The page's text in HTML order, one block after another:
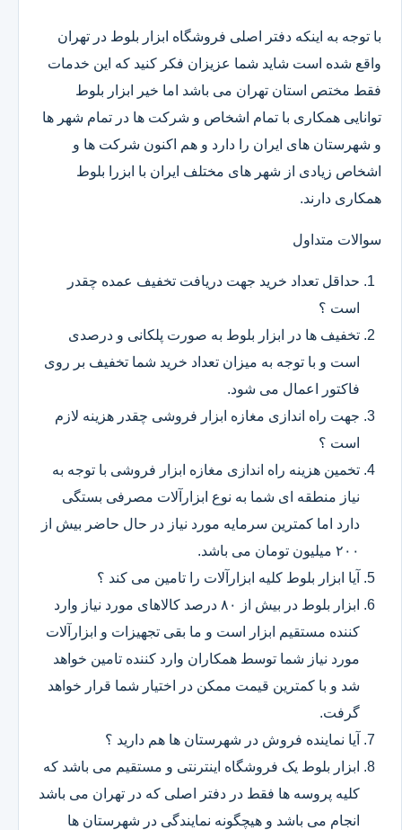
با توجه به اینکه دفتر اصلی فروشگاه ابزار بلوط در تهران
واقع شده است شاید شما عزیزان فکر کنید که این خدمات
فقط مختص استان تهران می باشد اما خیر ابزار بلوط
توانایی همکاری با تمام اشخاص و شرکت ها در تمام شهر ها
و شهرستان های ایران را دارد و هم اکنون شرکت ها و
اشخاص زیادی از شهر های مختلف ایران با ابزرا بلوط
همکاری دارند.
سوالات متداول
حداقل تعداد خرید جهت دریافت تخفیف عمده چقدر
است ؟
تخفیف ها در ابزار بلوط به صورت پلکانی و درصدی
است و با توجه به میزان تعداد خرید شما تخفیف بر روی
فاکتور اعمال می شود.
جهت راه اندازی مغازه ابزار فروشی چقدر هزینه لازم
است ؟
تخمین هزینه راه اندازی مغازه ابزار فروشی با توجه به
نیاز منطقه ای شما به نوع ابزارآلات مصرفی بستگی
دارد اما کمترین سرمایه مورد نیاز در حال حاضر بیش از
۲۰۰ میلیون تومان می باشد.
آیا ابزار بلوط کلیه ابزارآلات را تامین می کند ؟
ابزار بلوط در بیش از ۸۰ درصد کالاهای مورد نیاز وارد
کننده مستقیم ابزار است و ما بقی تجهیزات و ابزارآلات
مورد نیاز شما توسط همکاران وارد کننده تامین خواهد
شد و با کمترین قیمت ممکن در اختیار شما قرار خواهد
گرفت.
آیا نماینده فروش در شهرستان ها هم دارید ؟
ابزار بلوط یک فروشگاه اینترنتی و مستقیم می باشد که
کلیه پروسه ها فقط در دفتر اصلی که در تهران می باشد
انجام می باشد و هیچگونه نمایندگی در شهرستان ها